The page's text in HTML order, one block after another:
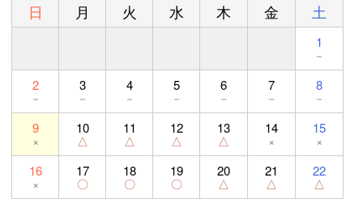
日 月 火 水 木 金 土
1
－
2
－
3
－
4
－
5
－
6
－
7
－
8
－
9
×
10
△
11
△
12
△
13
△
14
×
15
×
16
×
17
〇
18
〇
19
〇
20
△
21
△
22
△